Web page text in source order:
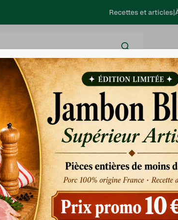
Recettes et articles
Saucisses - ChoucrouteBarbecue
Saucisse à
supérieure